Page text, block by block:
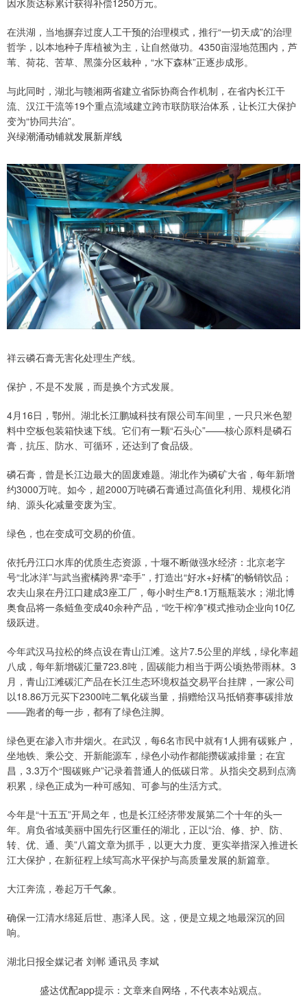
因水质达标累计获得补偿1250万元。
在洪湖，当地摒弃过度人工干预的治理模式，推行“一切天成”的治理
哲学，以本地种子库植被为主，让自然做功。4350亩湿地范围内，芦
苇、荷花、苦草、黑藻分区栽种，“水下森林”正逐步成形。
与此同时，湖北与赣湘两省建立省际协商合作机制，在省内长江干
流、汉江干流等19个重点流域建立跨市联防联治体系，让长江大保护
变为“协同共治”。
兴绿潮涌动铺就发展新岸线
祥云磷石膏无害化处理生产线。
保护，不是不发展，而是换个方式发展。
4月16日，鄂州。湖北长江鹏城科技有限公司车间里，一只只米色塑
料中空板包装箱快速下线。它们有一颗“石头心”——核心原料是磷石
膏，抗压、防水、可循环，还达到了食品级。
磷石膏，曾是长江边最大的固废难题。湖北作为磷矿大省，每年新增
约3000万吨。如今，超2000万吨磷石膏通过高值化利用、规模化消
纳、源头化减量变废为宝。
绿色，也在变成可交易的价值。
依托丹江口水库的优质生态资源，十堰不断做强水经济：北京老字
号“北冰洋”与武当蜜橘跨界“牵手”，打造出“好水+好橘”的畅销饮品；
农夫山泉在丹江口建成3座工厂，每小时生产8.1万瓶瓶装水；湖北博
奥食品将一条鲢鱼变成40余种产品，“吃干榨净”模式推动企业向10亿
级跃进。
今年武汉马拉松的终点设在青山江滩。这片7.5公里的岸线，绿化率超
八成，每年新增碳汇量723.8吨，固碳能力相当于两公顷热带雨林。3
月，青山江滩碳汇产品在长江生态环境权益交易平台挂牌，一家公司
以18.86万元买下2300吨二氧化碳当量，捐赠给汉马抵销赛事碳排放
——跑者的每一步，都有了绿色注脚。
绿色更在渗入市井烟火。在武汉，每6名市民中就有1人拥有碳账户，
坐地铁、乘公交、开新能源车，绿色小动作都能攒碳减排量；在宜
昌，3.3万个“囤碳账户”记录着普通人的低碳日常。从指尖交易到点滴
积累，绿色正成为一种可感知、可参与的生活方式。
今年是“十五五”开局之年，也是长江经济带发展第二个十年的头一
年。肩负省域美丽中国先行区重任的湖北，正以“治、修、护、防、
转、优、通、美”八篇文章为抓手，以更大力度、更实举措深入推进长
江大保护，在新征程上续写高水平保护与高质量发展的新篇章。
大江奔流，卷起万千气象。
确保一江清水绵延后世、惠泽人民。这，便是立规之地最深沉的回
响。
湖北日报全媒记者 刘郸 通讯员 李斌
盛达优配app提示：文章来自网络，不代表本站观点。